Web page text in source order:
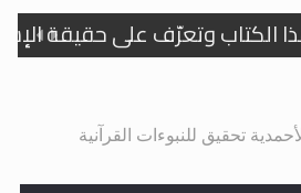
الكتاب وتعرّف على حقيقة
حِكم، وأهداف >> المزيد
تحقيق للنبوءات القرآنية